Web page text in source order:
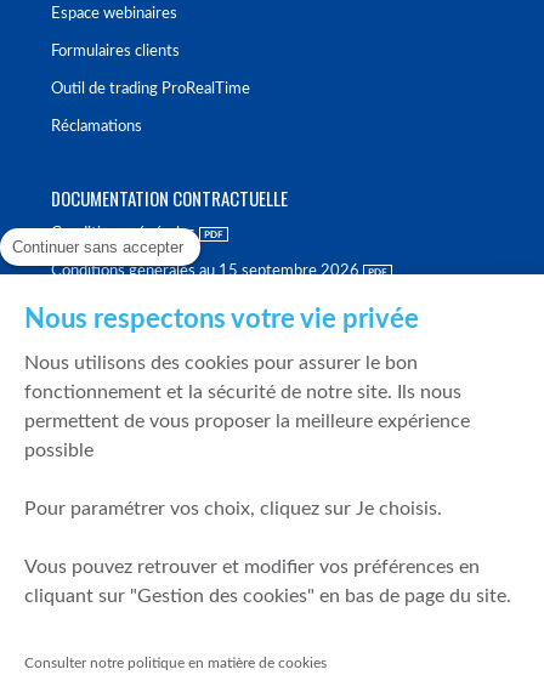
Espace webinaires
Formulaires clients
Outil de trading ProRealTime
Réclamations
DOCUMENTATION CONTRACTUELLE
Conditions générales
Conditions générales au 15 septembre 2026
Politique de meilleure sélection
Politique de durabilité
Fonds de garantie des dépôts et de résolution
Mentions légales
Prévention de la fraude
Continuer sans accepter
Nous respectons votre vie privée
Nous utilisons des cookies pour assurer le bon
fonctionnement et la sécurité de notre site. Ils nous
permettent de vous proposer la meilleure expérience
possible
Pour paramétrer vos choix, cliquez sur Je choisis.
Vous pouvez retrouver et modifier vos préférences en
cliquant sur "Gestion des cookies" en bas de page du site.
Consulter notre politique en matière de cookies